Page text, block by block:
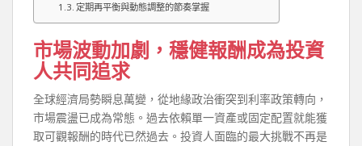
定期再平衡與動態調整的節奏掌握
市場波動加劇，穩健報酬成為投資
人共同追求
全球經濟局勢瞬息萬變，從地緣政治衝突到利率政策轉向，
市場震盪已成為常態。過去依賴單一資產或固定配置就能獲
取可觀報酬的時代已然過去。投資人面臨的最大挑戰不再是